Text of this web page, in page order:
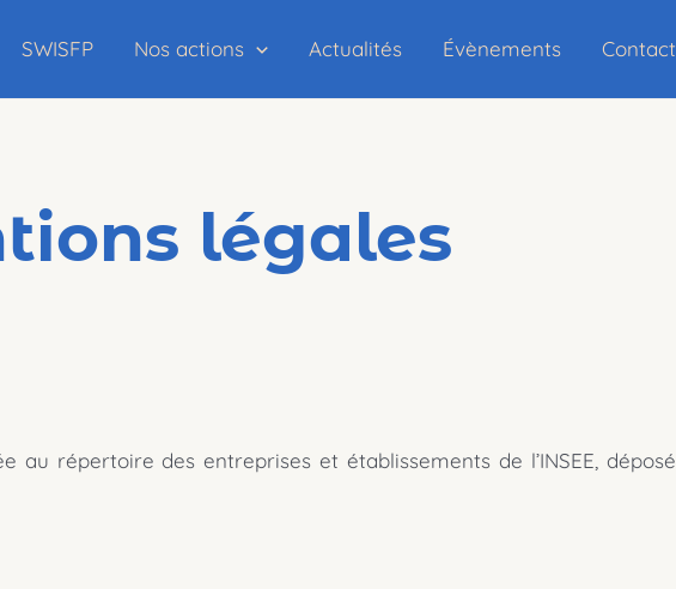
SWISFP Nos actions Actualités Évènements Contact
légales
au répertoire des entreprises et établissements de l’INSEE,